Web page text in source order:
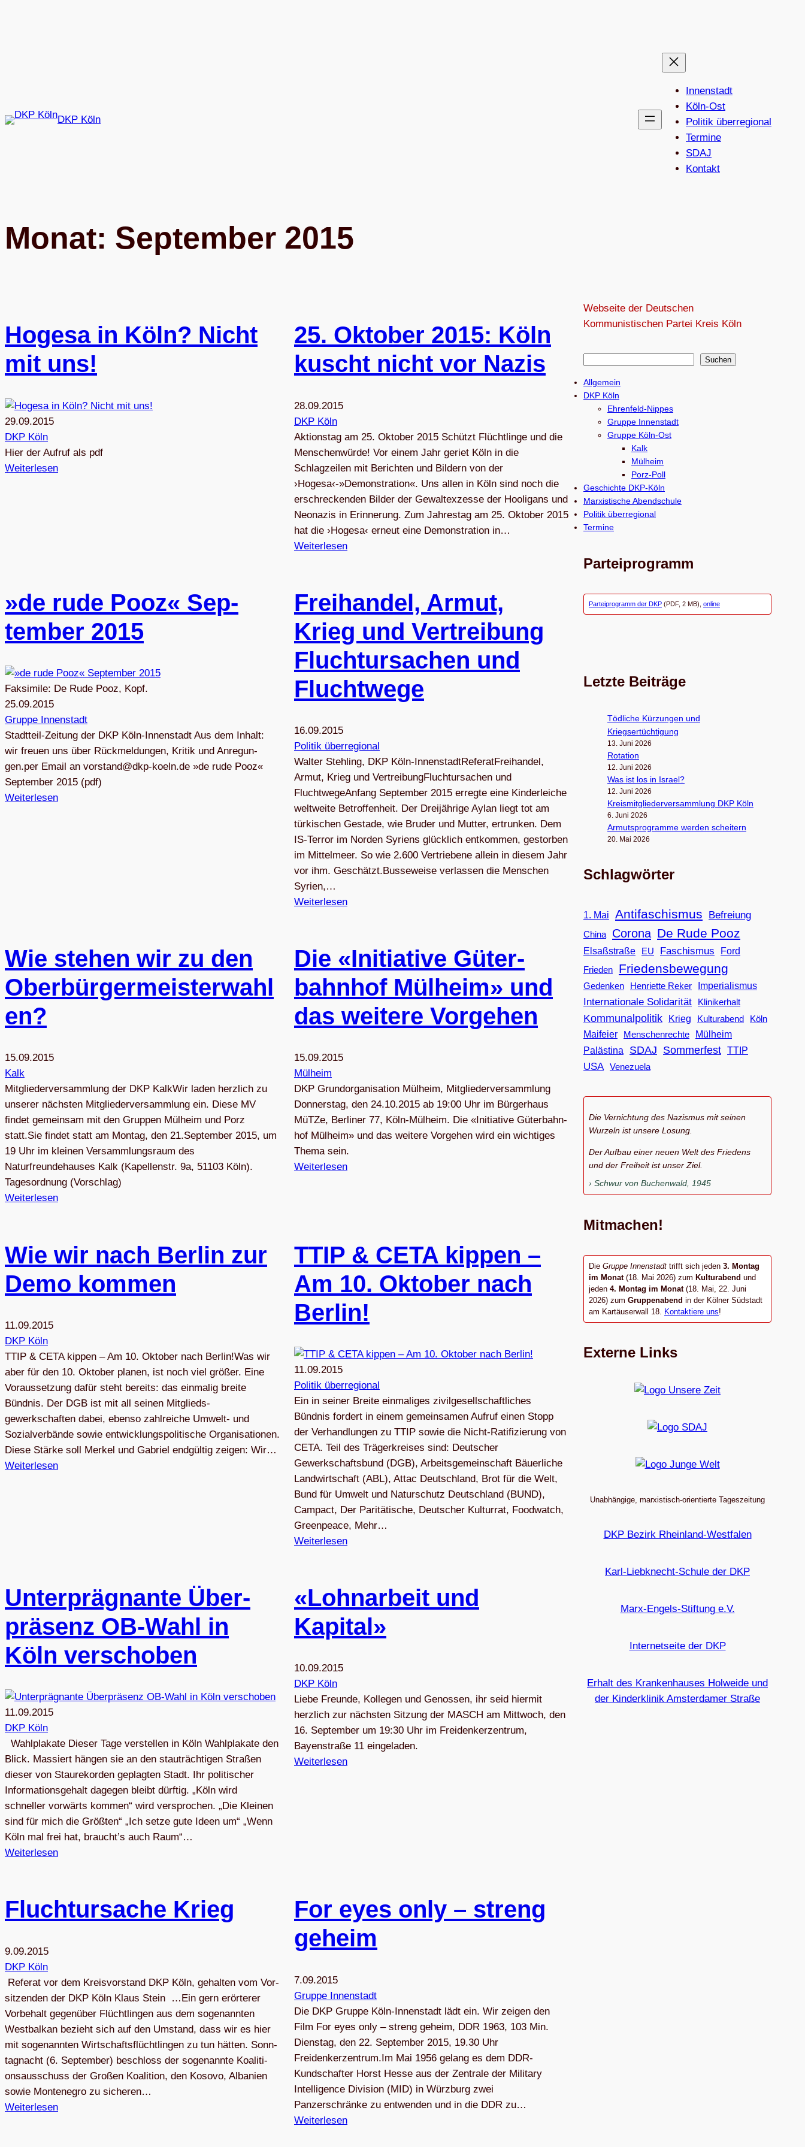
DKP Köln
Innenstadt
Köln-Ost
Politik überregional
Termine
SDAJ
Kon­takt
Monat: September 2015
Hogesa in Köln? Nicht
mit uns!
29.09.2015
DKP Köln
Hier der Auf­ruf als pdf
Weiterlesen
25. Okto­ber 2015: Köln
kuscht nicht vor Nazis
28.09.2015
DKP Köln
Aktionstag am 25. Oktober 2015 Schützt Flüchtlinge und die
Menschenwürde! Vor einem Jahr geriet Köln in die
Schlagzeilen mit Berichten und Bildern von der
›Hogesa‹-»Demonstration«. Uns allen in Köln sind noch die
erschreckenden Bilder der Gewaltexzesse der Hooligans und
Neonazis in Erinnerung. Zum Jahrestag am 25. Oktober 2015
hat die ›Hogesa‹ erneut eine Demonstration in…
Weiterlesen
»de rude Pooz« Sep­
tem­ber 2015
Faksimile: De Rude Pooz, Kopf.
25.09.2015
Gruppe Innenstadt
Stadt­teil-Zei­tung der DKP Köln-Innen­stadt Aus dem Inhalt:
wir freuen uns über Rück­mel­dun­gen, Kri­tik und Anre­gun­
gen.per Email an
ed.nl
eok-p
kd@dn
atsro
v
»de rude Pooz«
Sep­tem­ber 2015 (pdf)
Weiterlesen
Frei­han­del, Armut,
Krieg und Ver­trei­bung
Flucht­ur­sa­chen und
Fluchtwege
16.09.2015
Politik überregional
Walter Stehling, DKP Köln-InnenstadtReferatFreihandel,
Armut, Krieg und VertreibungFluchtursachen und
FluchtwegeAnfang September 2015 erregte eine Kinderleiche
weltweite Betroffenheit. Der Dreijährige Aylan liegt tot am
türkischen Gestade, wie Bruder und Mutter, ertrunken. Dem
IS-Terror im Norden Syriens glücklich entkommen, gestorben
im Mittelmeer. So wie 2.600 Vertriebene allein in diesem Jahr
vor ihm. Geschätzt.Busseweise verlassen die Menschen
Syrien,…
Weiterlesen
Wie ste­hen wir zu den
Oberbürgermeisterwahl
en?
15.09.2015
Kalk
Mitgliederversammlung der DKP KalkWir laden herzlich zu
unserer nächsten Mitgliederversammlung ein. Diese MV
findet gemeinsam mit den Gruppen Mülheim und Porz
statt.Sie findet statt am Montag, den 21.September 2015, um
19 Uhr im kleinen Versammlungsraum des
Naturfreundehauses Kalk (Kapellenstr. 9a, 51103 Köln).
Tagesordnung (Vorschlag)
Weiterlesen
Die «Initia­tive Güter­
bahn­hof Mül­heim» und
das wei­tere Vorgehen
15.09.2015
Mülheim
DKP Grund­or­ga­ni­sa­tion Mül­heim, Mitgliederversammlung
Don­ners­tag, den 24.10.2015 ab 19:00 Uhr im Bür­ger­haus
MüTZe, Ber­li­ner 77, Köln-Mülheim. Die «Initia­tive Güter­bahn­
hof Mül­heim» und das wei­tere Vor­ge­hen wird ein wich­ti­ges
Thema sein.
Weiterlesen
Wie wir nach Ber­lin zur
Demo kommen
11.09.2015
DKP Köln
TTIP & CETA kippen – Am 10. Oktober nach Berlin!Was wir
aber für den 10. Oktober planen, ist noch viel größer. Eine
Voraussetzung dafür steht bereits: das einmalig breite
Bündnis. Der DGB ist mit all seinen Mitglieds-
gewerkschaften dabei, ebenso zahlreiche Umwelt- und
Sozialverbände sowie entwicklungspolitische Organisationen.
Diese Stärke soll Merkel und Gabriel endgültig zeigen: Wir…
Weiterlesen
TTIP & CETA kip­pen –
Am 10. Okto­ber nach
Berlin!
11.09.2015
Politik überregional
Ein in seiner Breite einmaliges zivilgesellschaftliches
Bündnis fordert in einem gemeinsamen Aufruf einen Stopp
der Verhandlungen zu TTIP sowie die Nicht-Ratifizierung von
CETA. Teil des Trägerkreises sind: Deutscher
Gewerkschaftsbund (DGB), Arbeitsgemeinschaft Bäuerliche
Landwirtschaft (ABL), Attac Deutschland, Brot für die Welt,
Bund für Umwelt und Naturschutz Deutschland (BUND),
Campact, Der Paritätische, Deutscher Kulturrat, Foodwatch,
Greenpeace, Mehr…
Weiterlesen
Unter­prä­gnante Über­
prä­senz OB-Wahl in
Köln verschoben
11.09.2015
DKP Köln
Wahlplakate Dieser Tage verstellen in Köln Wahlplakate den
Blick. Massiert hängen sie an den stauträchtigen Straßen
dieser von Staurekorden geplagten Stadt. Ihr politischer
Informationsgehalt dagegen bleibt dürftig. „Köln wird
schneller vorwärts kommen“ wird versprochen. „Die Kleinen
sind für mich die Größten“ „Ich setze gute Ideen um“ „Wenn
Köln mal frei hat, braucht’s auch Raum“…
Weiterlesen
«Lohn­ar­beit und
Kapital»
10.09.2015
DKP Köln
Liebe Freunde, Kollegen und Genossen, ihr seid hiermit
herzlich zur nächsten Sitzung der MASCH am Mittwoch, den
16. September um 19:30 Uhr im Freidenkerzentrum,
Bayenstraße 11 eingeladen.
Weiterlesen
Flucht­ur­sa­che Krieg
9.09.2015
DKP Köln
Refe­rat vor dem Kreis­vor­stand DKP Köln, gehal­ten vom Vor­
sit­zen­den der DKP Köln Klaus Stein …Ein gern erör­te­rer
Vor­be­halt gegen­über Flücht­lin­gen aus dem soge­nann­ten
West­bal­kan bezieht sich auf den Umstand, dass wir es hier
mit soge­nann­ten Wirt­schafts­flücht­lin­gen zu tun hät­ten. Sonn­
tag­nacht (6. Sep­tem­ber) beschloss der soge­nannte Koali­ti­
ons­aus­schuss der Gro­ßen Koali­tion, den Kosovo, Alba­nien
sowie Mon­te­ne­gro zu siche­ren…
Weiterlesen
For eyes only – streng
geheim
7.09.2015
Gruppe Innenstadt
Die DKP Gruppe Köln-Innenstadt lädt ein. Wir zeigen den
Film For eyes only – streng geheim, DDR 1963, 103 Min.
Dienstag, den 22. September 2015, 19.30 Uhr
Freidenkerzentrum.Im Mai 1956 gelang es dem DDR-
Kundschafter Horst Hesse aus der Zentrale der Military
Intelligence Division (MID) in Würzburg zwei
Panzerschränke zu entwenden und in die DDR zu…
Weiterlesen
Webseite der Deutschen
Kommunistischen Partei Kreis Köln
c
Suchen
Allgemein
DKP Köln
Ehrenfeld-Nippes
Gruppe Innenstadt
Gruppe Köln-Ost
Kalk
Mülheim
Porz-Poll
Geschichte DKP-Köln
Marxistische Abendschule
Politik überregional
Termine
Parteiprogramm
Parteiprogramm der DKP (PDF, 2 MB), online
Letzte Beiträge
Töd­li­che Kür­zun­gen und
Kriegsertüchtigung
13. Juni 2026
Rota­tion
12. Juni 2026
Was ist los in Israel?
12. Juni 2026
Kreis­mit­glie­der­ver­samm­lung DKP Köln
6. Juni 2026
Armuts­pro­gramme wer­den scheitern
20. Mai 2026
Schlagwörter
1. Mai Antifaschismus Befreiung
China Corona De Rude Pooz
Elsaßstraße EU Faschismus
Ford
Frieden
Friedensbewegung
Gedenken Henriette Reker Imperialismus
Internationale Solidarität Klinikerhalt
Kommunalpolitik Krieg Kulturabend
Köln
Maifeier
Menschenrechte
Mülheim
Palästina
SDAJ Sommerfest TTIP
USA Venezuela
Die Vernichtung des Nazismus mit seinen
Wurzeln ist unsere Losung.
Der Aufbau einer neuen Welt des Friedens
und der Freiheit ist unser Ziel.
Schwur von Buchenwald, 1945
Mitmachen!
Die Gruppe Innenstadt trifft sich jeden 3. Montag
im Monat (18. Mai 2026) zum Kulturabend und
jeden 4. Montag im Monat(18. Mai, 22. Juni
2026) zum Gruppenabend in der Kölner Südstadt
am Kartäuserwall 18. Kontaktiere uns!
Externe Links
Unabhängige, marxistisch-orientierte Tageszeitung
DKP Bezirk Rheinland-Westfalen
Karl-Liebknecht-Schule der DKP
Marx-Engels-Stiftung e.V.
Internetseite der DKP
Erhalt des Krankenhauses Holweide und
der Kinderklinik Amsterdamer Straße